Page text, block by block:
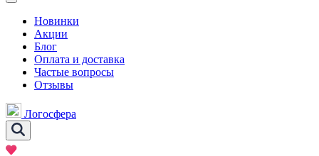
Новинки
Акции
Блог
Оплата и доставка
Частые вопросы
Отзывы
Логосфера